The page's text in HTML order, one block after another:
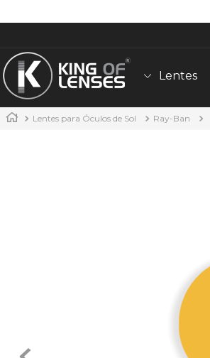
Lentes
Lentes para Óculos de Sol Ray-Ban